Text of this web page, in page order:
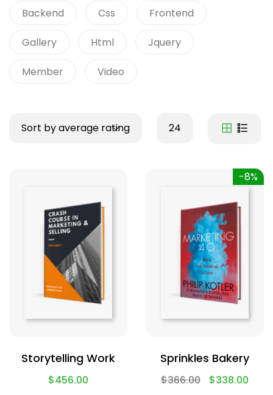
Backend Css Frontend
Gallery Html Jquery
Member Video
Sort by average rating 24
Storytelling Work
$456.00
-8%
Sprinkles Bakery
$366.00 $338.00